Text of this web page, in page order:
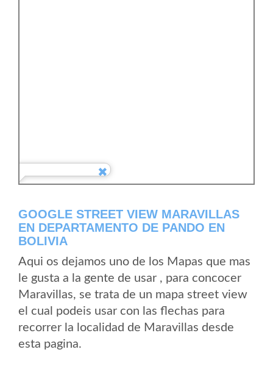
GOOGLE STREET VIEW MARAVILLAS
EN DEPARTAMENTO DE PANDO EN
BOLIVIA
Aqui os dejamos uno de los Mapas que mas
le gusta a la gente de usar , para concocer
Maravillas, se trata de un mapa street view
el cual podeis usar con las flechas para
recorrer la localidad de Maravillas desde
esta pagina.